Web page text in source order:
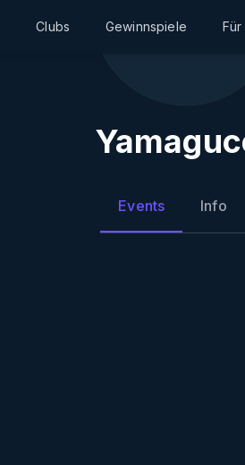
Clubs Gewinnspiele
Events Info